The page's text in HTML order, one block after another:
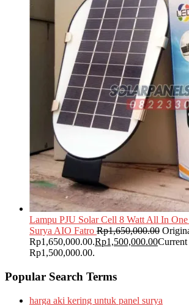
Lampu PJU Solar Cell 8 Watt All In One
Surya AIO Fatro Rp1,650,000.00
Rp1,650,000.00.Rp1,500,000.00Current
Rp1,500,000.00.
Popular Search Terms
harga aki kering untuk panel surya